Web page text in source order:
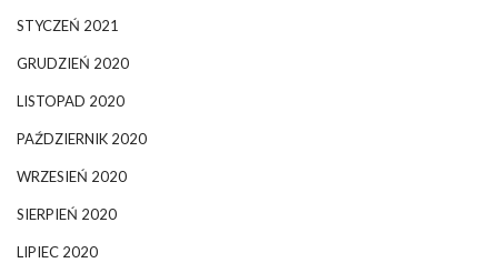
STYCZEŃ 2021
GRUDZIEŃ 2020
LISTOPAD 2020
PAŹDZIERNIK 2020
WRZESIEŃ 2020
SIERPIEŃ 2020
LIPIEC 2020